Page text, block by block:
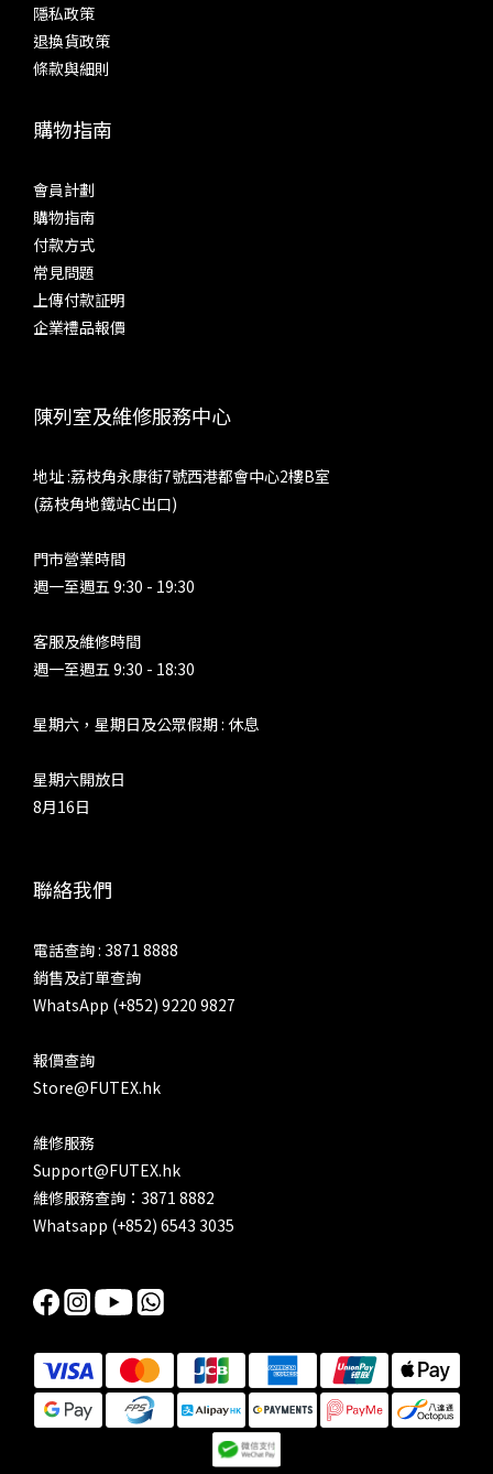
隱私政策
退換貨政策
條款與細則
購物指南
會員計劃
購物指南
付款方式
常見問題
上傳付款証明
企業禮品報價
陳列室及維修服務中心
地址 :荔枝角永康街7號西港都會中心2樓B室
(荔枝角地鐵站C出口)
門市營業時間
週一至週五 9:30 - 19:30
客服及維修時間
週一至週五 9:30 - 18:30
星期六，星期日及公眾假期 : 休息
星期六開放日
8月16日
聯絡我們
電話查詢 : 3871 8888
銷售及訂單查詢
WhatsApp (+852) 9220 9827
報價查詢
Store@FUTEX.hk
維修服務
Support@FUTEX.hk
維修服務查詢：3871 8882
Whatsapp (+852) 6543 3035